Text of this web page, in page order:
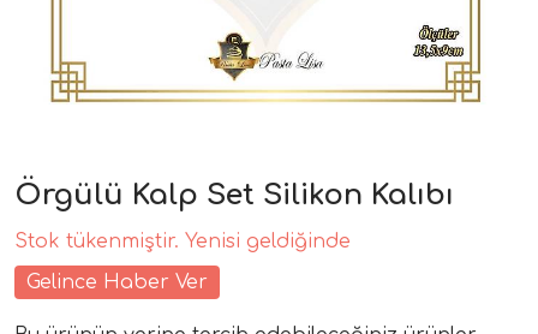
Örgülü Kalp Set Silikon Kalıbı
Stok tükenmiştir. Yenisi geldiğinde
Gelince Haber Ver